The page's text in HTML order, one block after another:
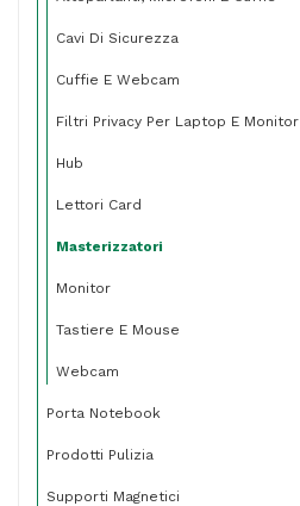
Cavi Di Sicurezza
Cuffie E Webcam
Filtri Privacy Per Laptop E Monitor
Hub
Lettori Card
Masterizzatori
Monitor
Tastiere E Mouse
Webcam
Porta Notebook
Prodotti Pulizia
Supporti Magnetici